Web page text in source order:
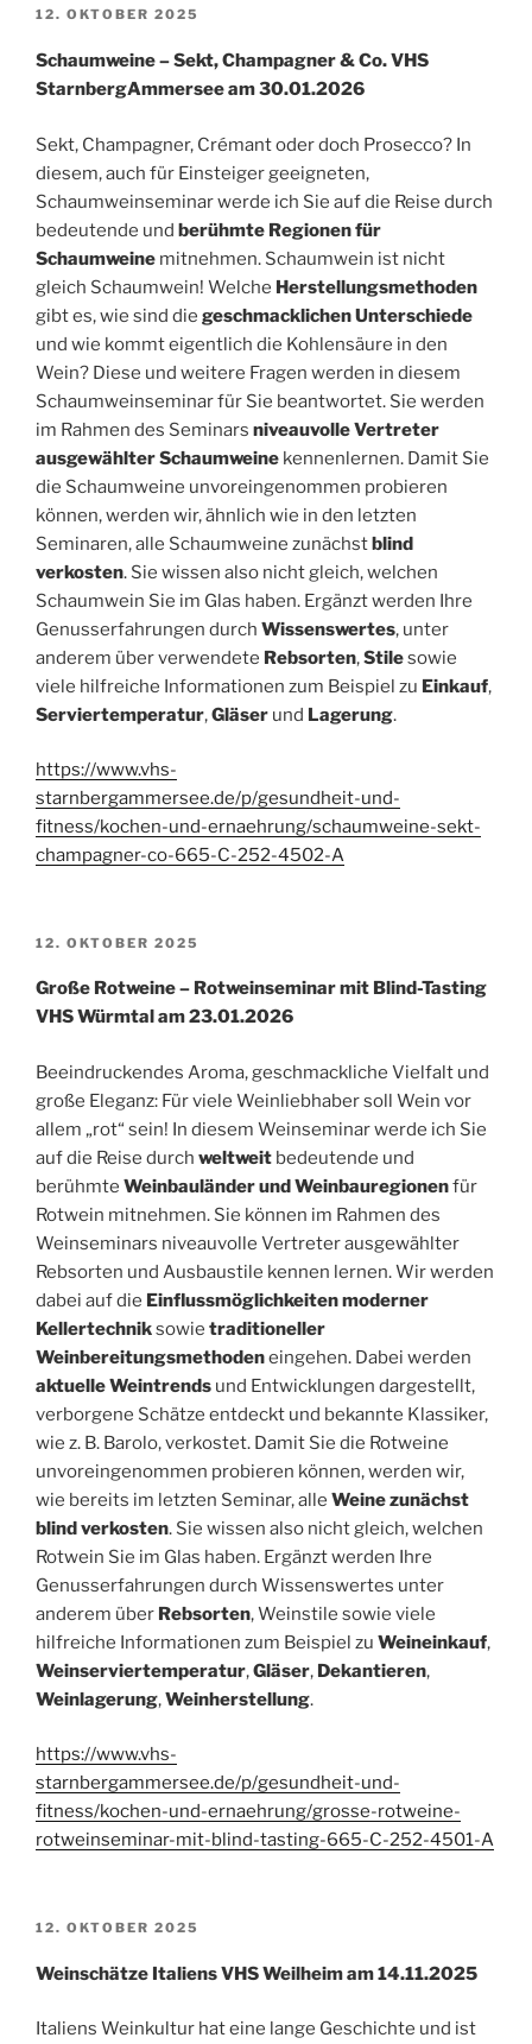
VERÖFFENTLICHT
12. OKTOBER 2025
Schaumweine – Sekt, Champagner & Co. VHS
StarnbergAmmersee am 30.01.2026
Sekt, Champagner, Crémant oder doch Prosecco? In
diesem, auch für Einsteiger geeigneten,
Schaumweinseminar werde ich Sie auf die Reise durch
bedeutende und berühmte Regionen für
Schaumweine mitnehmen. Schaumwein ist nicht
gleich Schaumwein! Welche Herstellungsmethoden
gibt es, wie sind die geschmacklichen Unterschiede
und wie kommt eigentlich die Kohlensäure in den
Wein? Diese und weitere Fragen werden in diesem
Schaumweinseminar für Sie beantwortet. Sie werden
im Rahmen des Seminars niveauvolle Vertreter
ausgewählter Schaumweine kennenlernen. Damit Sie
die Schaumweine unvoreingenommen probieren
können, werden wir, ähnlich wie in den letzten
Seminaren, alle Schaumweine zunächstblind
verkosten. Sie wissen also nicht gleich, welchen
Schaumwein Sie im Glas haben. Ergänzt werden Ihre
Genusserfahrungen durch Wissenswertes, unter
anderem über verwendete Rebsorten,Stilesowie
viele hilfreiche Informationen zum Beispiel zu Einkauf,
Serviertemperatur,Gläser und Lagerung.
https://www.vhs-
starnbergammersee.de/p/gesundheit-und-
fitness/kochen-und-ernaehrung/schaumweine-sekt-
champagner-co-665-C-252-4502-A
VERÖFFENTLICHT
12. OKTOBER 2025
Große Rotweine – Rotweinseminar mit Blind-Tasting
VHS Würmtal am 23.01.2026
Beeindruckendes Aroma, geschmackliche Vielfalt und
große Eleganz: Für viele Weinliebhaber soll Wein vor
allem „rot“ sein! In diesem Weinseminar werde ich Sie
auf die Reise durch weltweit bedeutende und
berühmte Weinbauländer und Weinbauregionenfür
Rotwein mitnehmen. Sie können im Rahmen des
Weinseminars niveauvolle Vertreter ausgewählter
Rebsorten und Ausbaustile kennen lernen. Wir werden
dabei auf die Einflussmöglichkeiten moderner
Kellertechniksowie traditioneller
Weinbereitungsmethodeneingehen. Dabei werden
aktuelle Weintrends und Entwicklungen dargestellt,
verborgene Schätze entdeckt und bekannte Klassiker,
wie z. B. Barolo, verkostet. Damit Sie die Rotweine
unvoreingenommen probieren können, werden wir,
wie bereits im letzten Seminar, alle Weine zunächst
blind verkosten. Sie wissen also nicht gleich, welchen
Rotwein Sie im Glas haben. Ergänzt werden Ihre
Genusserfahrungen durch Wissenswertes unter
anderem über Rebsorten, Weinstile sowie viele
hilfreiche Informationen zum Beispiel zu Weineinkauf,
Weinserviertemperatur,Gläser, Dekantieren,
Weinlagerung,Weinherstellung.
https://www.vhs-
starnbergammersee.de/p/gesundheit-und-
fitness/kochen-und-ernaehrung/grosse-rotweine-
rotweinseminar-mit-blind-tasting-665-C-252-4501-A
VERÖFFENTLICHT
12. OKTOBER 2025
Weinschätze Italiens VHS Weilheim am 14.11.2025
Italiens Weinkultur hat eine lange Geschichte und ist